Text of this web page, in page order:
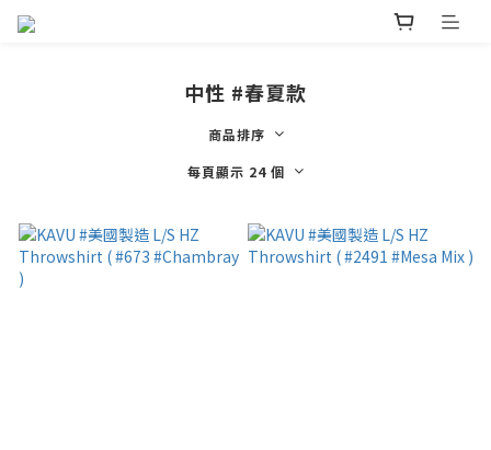
中性 #春夏款
商品排序
每頁顯示 24 個